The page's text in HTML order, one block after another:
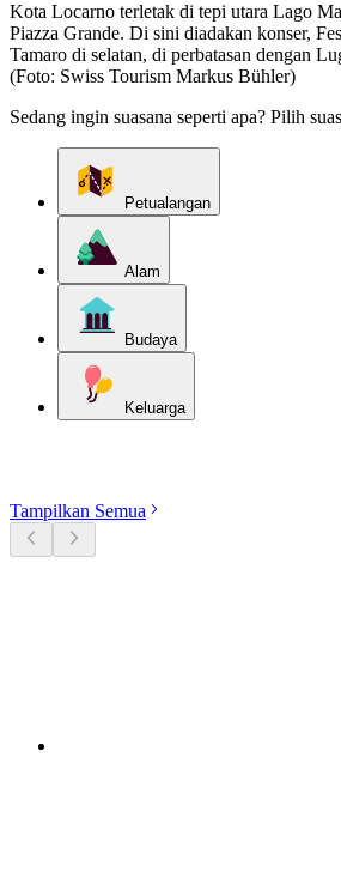
Kota Locarno terletak di tepi utara Lago
Piazza Grande. Di sini diadakan konser,
Tamaro di selatan, di perbatasan dengan
(Foto: Swiss Tourism Markus Bühler)
Sedang ingin suasana seperti apa? Pilih
Petualangan
Alam
Budaya
Keluarga
Tampilkan Semua